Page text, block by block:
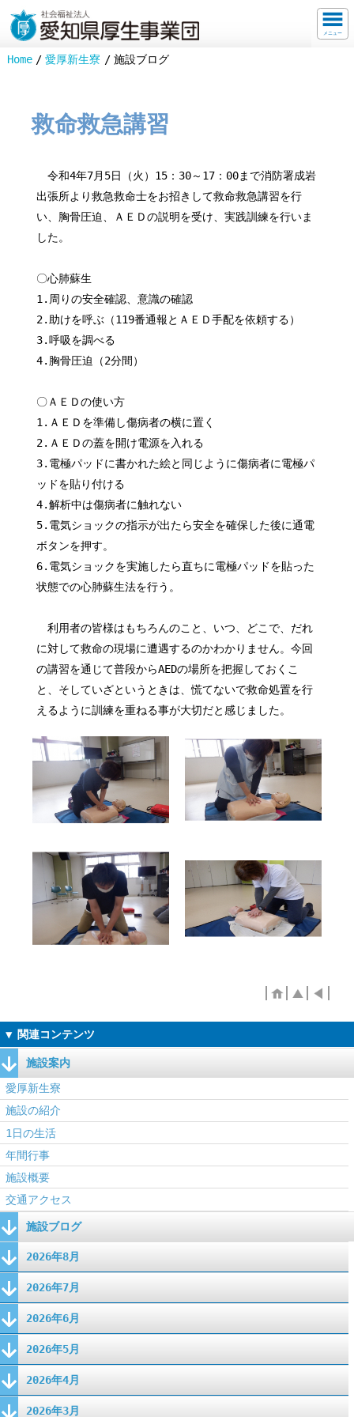
メニュー
Home 愛厚新生寮 施設ブログ
救命救急講習
令和4年7月5日（火）15：30～17：00まで消防署成岩
出張所より救急救命士をお招きして救命救急講習を行
い、胸骨圧迫、ＡＥＤの説明を受け、実践訓練を行いま
した。
〇心肺蘇生
1.周りの安全確認、意識の確認
2.助けを呼ぶ（119番通報とＡＥＤ手配を依頼する）
3.呼吸を調べる
4.胸骨圧迫（2分間）
〇ＡＥＤの使い方
1.ＡＥＤを準備し傷病者の横に置く
2.ＡＥＤの蓋を開け電源を入れる
3.電極パッドに書かれた絵と同じように傷病者に電極パ
ッドを貼り付ける
4.解析中は傷病者に触れない
5.電気ショックの指示が出たら安全を確保した後に通電
ボタンを押す。
6.電気ショックを実施したら直ちに電極パッドを貼った
状態での心肺蘇生法を行う。
利用者の皆様はもちろんのこと、いつ、どこで、だれ
に対して救命の現場に遭遇するのかわかりません。今回
の講習を通じて普段からAEDの場所を把握しておくこ
と、そしていざというときは、慌てないで救命処置を行
えるように訓練を重ねる事が大切だと感じました。
施設案内
愛厚新生寮
施設の紹介
1日の生活
年間行事
施設概要
交通アクセス
施設ブログ
2026年8月
2026年7月
2026年6月
2026年5月
2026年4月
2026年3月